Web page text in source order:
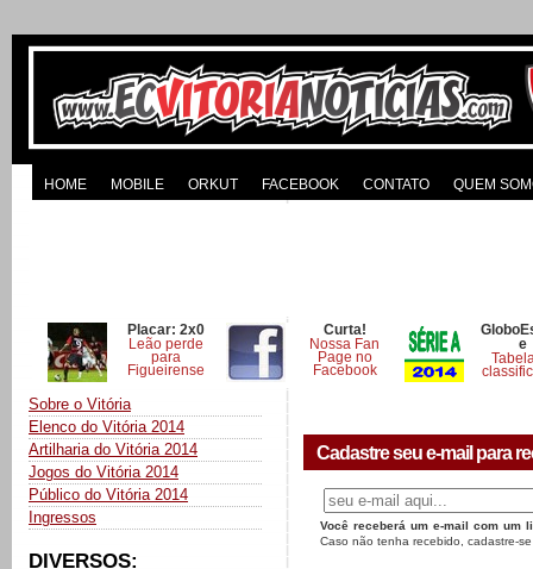
HOME MOBILE ORKUT FACEBOOK CONTATO QUEM
Placar: 2x0
Leão perde
para
Figueirense
Curta!
Nossa Fan
Page no
Facebook
e
Sobre o Vitória
Elenco do Vitória 2014
Artilharia do Vitória 2014
Jogos do Vitória 2014
Público do Vitória 2014
Ingressos
DIVERSOS:
Cadastre seu e-mail para
Você receberá um e-mail com um
Caso não tenha recebido, cadastre-